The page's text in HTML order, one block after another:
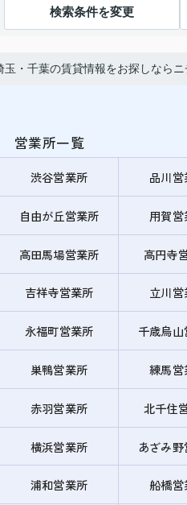
検索条件を変更
玉・千葉の賃貸情報をお探しならニ
営業所一覧
渋谷営業所 品川営
自由が丘営業所 用賀営
高田馬場営業所 高円寺
吉祥寺営業所 立川営
永福町営業所 千歳烏
巣鴨営業所 練馬営
赤羽営業所 北千住
横浜営業所 あざみ
浦和営業所 船橋営